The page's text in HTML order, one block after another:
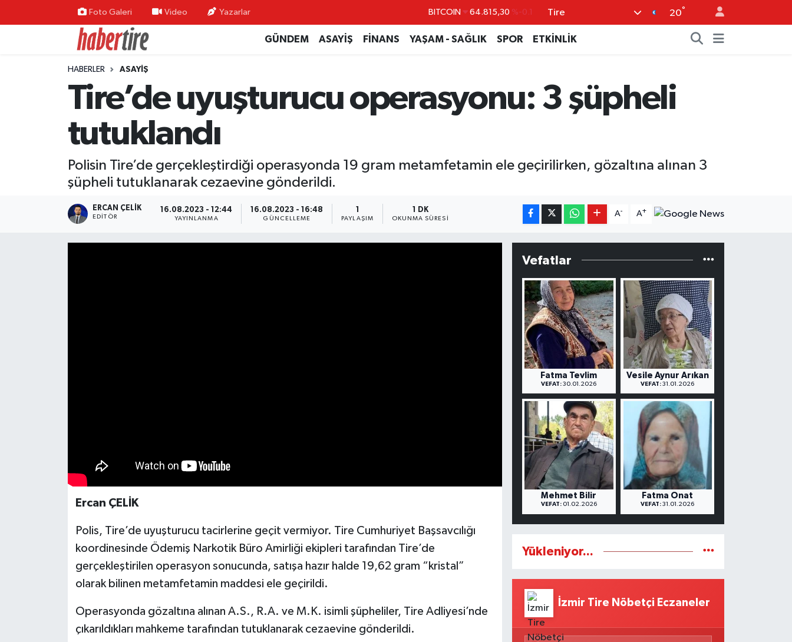
Foto Galeri Video Yazarlar DOLAR 47,7436 %0.18
EURO 55,2510 %0.32
BİST100 13.779 %-14
BITCOIN
Tire 20°
GÜNDEM ASAYİŞ FİNANS YAŞAM - SAĞLIK SPOR ETKİNLİK
HABERLER ASAYİŞ
Tire’de uyuşturucu operasyonu: 3 şüpheli
tutuklandı
Polisin Tire’de gerçekleştirdiği operasyonda 19 gram metamfetamin ele geçirilirken, gözaltına alınan 3
şüpheli tutuklanarak cezaevine gönderildi.
ERCAN ÇELIK
EDITÖR
16.08.2023 - 12:44
YAYINLANMA
16.08.2023 - 16:48
GÜNCELLEME
1
PAYLAŞIM
1 DK
OKUNMA SÜRESI
A- A+
Ercan ÇELİK
Polis, Tire’de uyuşturucu tacirlerine geçit vermiyor. Tire Cumhuriyet Başsavcılığı
koordinesinde Ödemiş Narkotik Büro Amirliği ekipleri tarafından Tire’de
gerçekleştirilen operasyon sonucunda, satışa hazır halde 19,62 gram “kristal”
olarak bilinen metamfetamin maddesi ele geçirildi.
Operasyonda gözaltına alınan A.S., R.A. ve M.K. isimli şüpheliler, Tire Adliyesi’nde
çıkarıldıkları mahkeme tarafından tutuklanarak cezaevine gönderildi.
Vefatlar
Fatma Tevlim
VEFAT: 30.01.2026
Vesile Aynur Arıkan
VEFAT: 31.01.2026
Mehmet Bilir
VEFAT:01.02.2026
Fatma Onat
VEFAT: 31.01.2026
Yükleniyor...
İzmir Tire Nöbetçi Eczaneler
Tire Nöbetçi Eczaneler
Tire Hava Durumu
Tire Trafik Yoğunluk Haritası
Süper Lig Puan Durumu ve Fikstür
Tüm Manşetler
Haber Arşivi